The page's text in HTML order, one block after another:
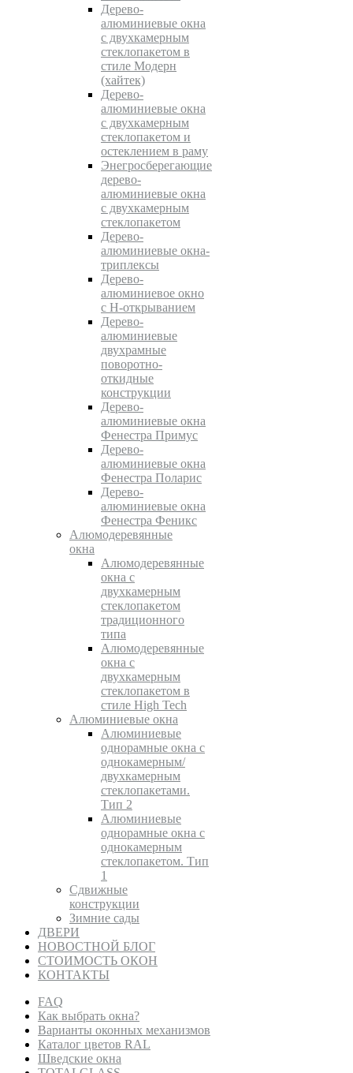
Дерево-
алюминиевые окна
с двухкамерным
стеклопакетом в
стиле Модерн
(хайтек)
Дерево-
алюминиевые окна
c двухкамерным
стеклопакетом и
остеклением в раму
Энегросберегающие
дерево-
алюминиевые окна
c двухкамерным
стеклопакетом
Дерево-
алюминиевые окна-
триплексы
Дерево-
алюминиевое окно
с Н-открыванием
Дерево-
алюминиевые
двухрамные
поворотно-
откидные
конструкции
Дерево-
алюминиевые окна
Фенестра Примус
Дерево-
алюминиевые окна
Фенестра Поларис
Дерево-
алюминиевые окна
Фенестра Феникс
Алюмодеревянные
окна
Алюмодеревянные
окна с
двухкамерным
стеклопакетом
традиционного
типа
Алюмодеревянные
окна с
двухкамерным
стеклопакетом в
стиле High Tech
Алюминиевые окна
Алюминиевые
однорамные окна с
однокамерным/
двухкамерным
стеклопакетами.
Тип 2
Алюминиевые
однорамные окна с
однокамерным
стеклопакетом. Тип
1
Сдвижные
конструкции
Зимние сады
ДВЕРИ
НОВОСТНОЙ БЛОГ
СТОИМОСТЬ ОКОН
КОНТАКТЫ
FAQ
Как выбрать окна?
Варианты оконных механизмов
Каталог цветов RAL
Шведские окна